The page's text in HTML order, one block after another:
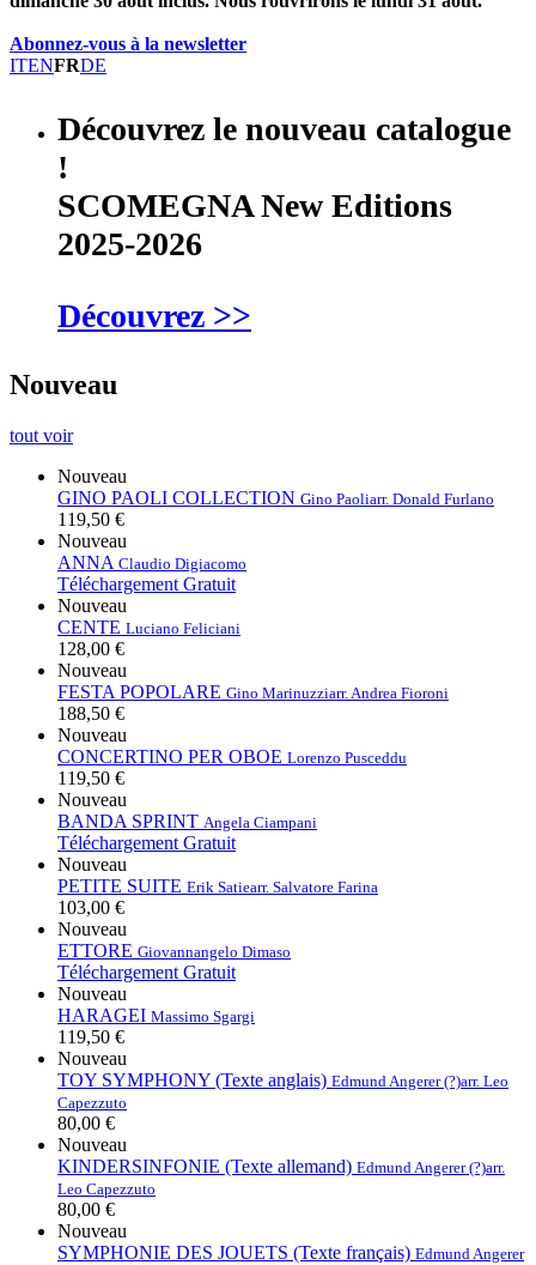
Abonnez-vous à la newsletter
ITENFRDE
Découvrez le nouveau catalogue
!
SCOMEGNA New Editions
2025-2026
Découvrez >>
Nouveau
tout voir
Nouveau
GINO PAOLI COLLECTION Gino Paoliarr. Donald Furlano
119,50 €
Nouveau
ANNA Claudio Digiacomo
Téléchargement Gratuit
Nouveau
CENTE Luciano Feliciani
128,00 €
Nouveau
FESTA POPOLARE Gino Marinuzziarr. Andrea Fioroni
188,50 €
Nouveau
CONCERTINO PER OBOE Lorenzo Pusceddu
119,50 €
Nouveau
BANDA SPRINT Angela Ciampani
Téléchargement Gratuit
Nouveau
PETITE SUITE Erik Satiearr. Salvatore Farina
103,00 €
Nouveau
ETTORE Giovannangelo Dimaso
Téléchargement Gratuit
Nouveau
HARAGEI Massimo Sgargi
119,50 €
Nouveau
TOY SYMPHONY (Texte anglais) Edmund Angerer (?)arr. Leo
Capezzuto
80,00 €
Nouveau
KINDERSINFONIE (Texte allemand) Edmund Angerer (?)arr.
Leo Capezzuto
80,00 €
Nouveau
SYMPHONIE DES JOUETS (Texte français) Edmund Angerer